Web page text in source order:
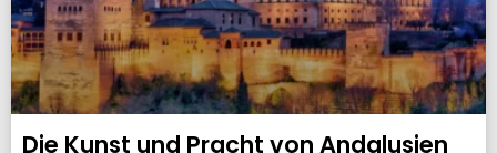
Die Kunst und Pracht von Andalusien